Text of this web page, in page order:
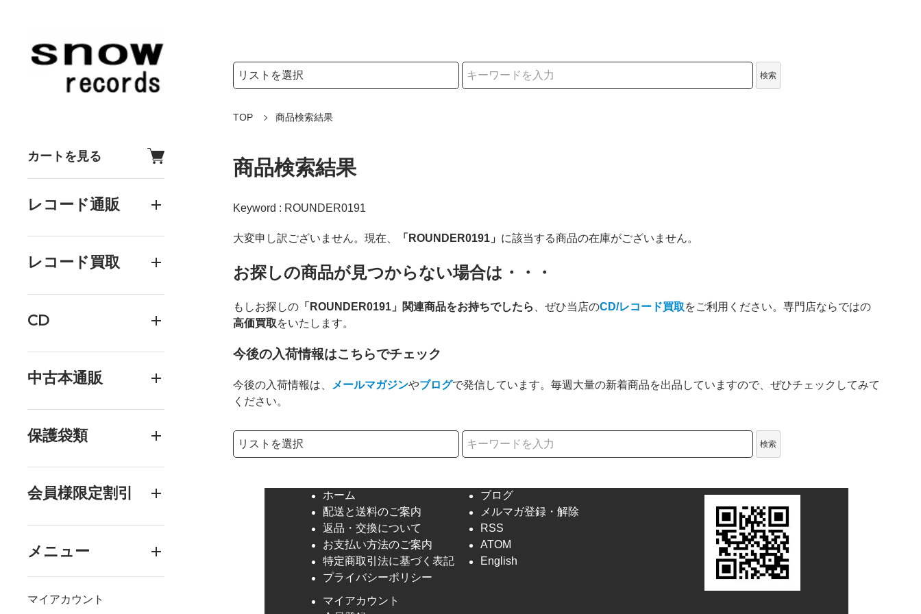
カートを見る
レコード通販
レコード買取
CD
中古本通販
保護袋類
会員様限定割引
メニュー
マイアカウント
検索リストの選択
検索
TOP 商品検索結果
商品検索結果
Keyword : ROUNDER0191
大変申し訳ございません。現在、 「ROUNDER0191」 に該当する商品の在庫がございません。
お探しの商品が見つからない場合は・・・
もしお探しの 「ROUNDER0191」関連商品をお持ちでしたら 、ぜひ当店のCD/レコード買取をご利用ください。専門店ならではの
高価買取をいたします。
今後の入荷情報はこちらでチェック
今後の入荷情報は、 メールマガジンやブログで発信しています。毎週大量の新着商品を出品していますので、ぜひチェックしてみて
ください。
検索リストの選択
検索
ホーム
配送と送料のご案内
返品・交換について
お支払い方法のご案内
特定商取引法に基づく表記
プライバシーポリシー
ブログ
メルマガ登録・解除
RSS
ATOM
English
マイアカウント